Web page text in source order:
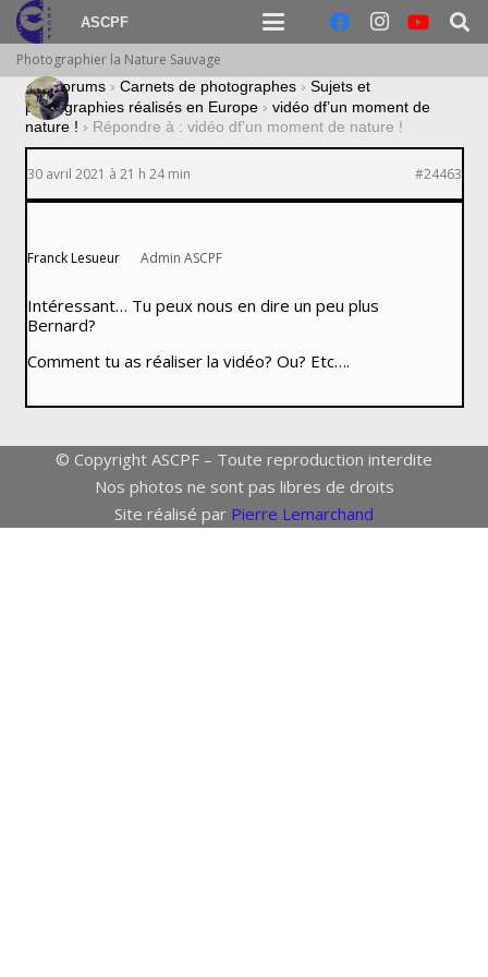
ASCPF
Photographier la Nature Sauvage
› Forums › Carnets de photographes › Sujets et
photographies réalisés en Europe › vidéo df’un moment de
nature ! › Répondre à : vidéo df’un moment de nature !
30 avril 2021 à 21 h 24 min #24463
Franck Lesueur Admin ASCPF
Intéressant… Tu peux nous en dire un peu plus
Bernard?
Comment tu as réaliser la vidéo? Ou? Etc….
© Copyright ASCPF – Toute reproduction interdite
Nos photos ne sont pas libres de droits
Site réalisé par Pierre Lemarchand